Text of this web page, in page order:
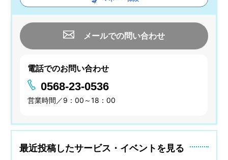
メールでの問い合わせ
電話でのお問い合わせ
0568-23-0536
営業時間／9：00～18：00
最近投稿したサービス・イベントを見る